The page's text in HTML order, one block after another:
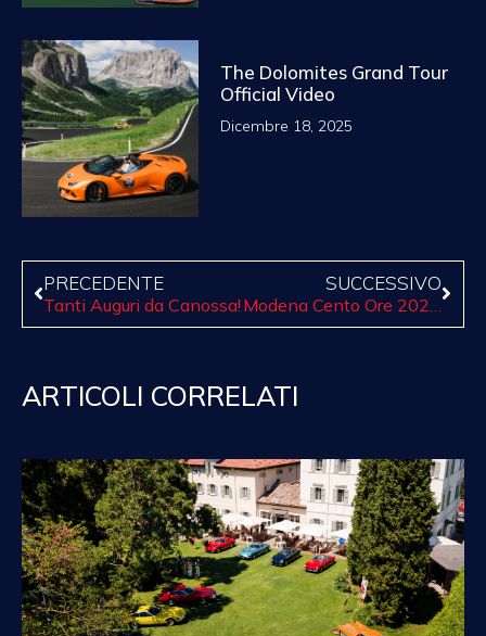
The Dolomites Grand Tour
Official Video
Dicembre 18, 2025
PRECEDENTE
Tanti Auguri da Canossa!
SUCCESSIVO
ARTICOLI CORRELATI